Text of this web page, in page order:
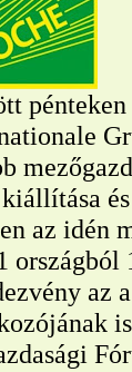
az idén
országból
az